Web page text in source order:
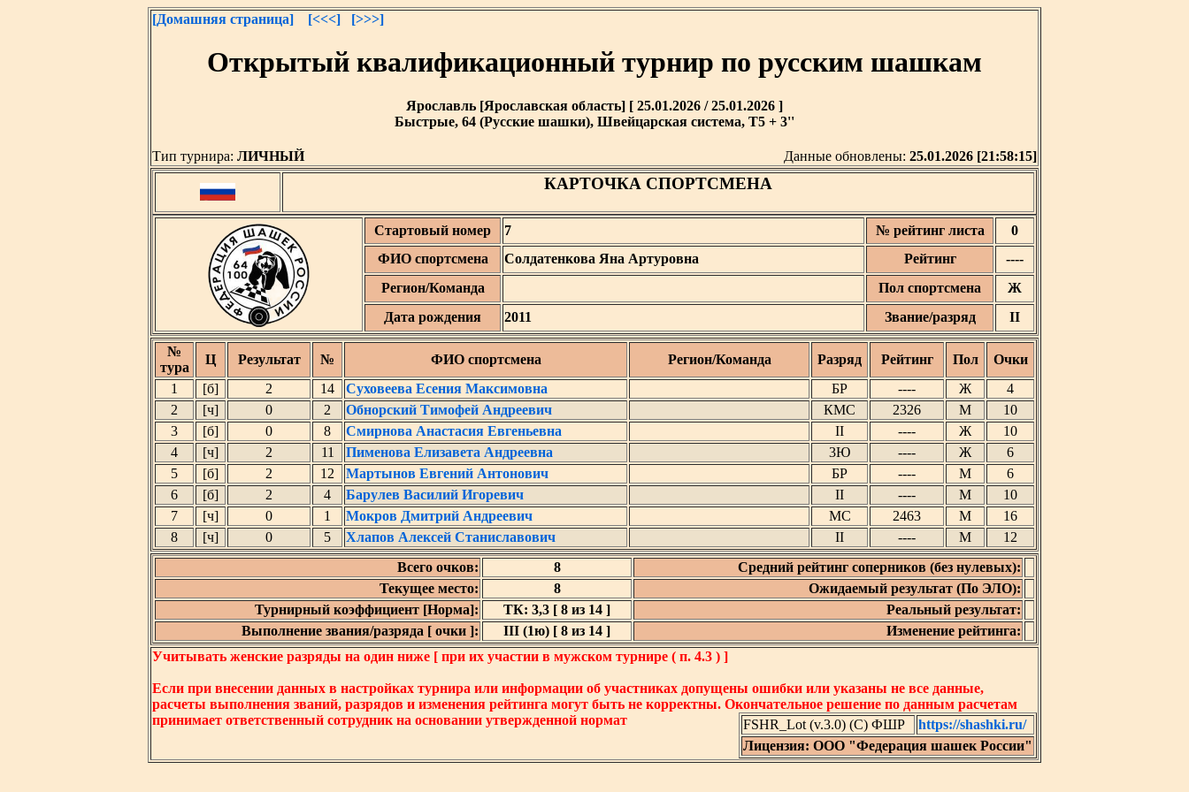
[Домашняя страница] [<<<] [>>>]
Открытый квалификационный турнир по русским шашкам
Ярославль [Ярославская область] [ 25.01.2026 / 25.01.2026 ]
Быстрые, 64 (Русские шашки), Швейцарская система, T5 + 3''
Тип турнира: ЛИЧНЫЙ Данные обновлены: 25.01.2026 [21:58:15]
КАРТОЧКА СПОРТСМЕНА
Стартовый номер 7 № рейтинг листа
0
ФИО спортсмена
Солдатенкова Яна Артуровна Рейтинг
----
Регион/Команда
Пол спортсмена
Ж
Дата рождения
2011 Звание/разряд II
№
тура
Ц Результат № ФИО спортсмена Регион/Команда Разряд Рейтинг Пол
Очки
1
[б] 2 14 Суховеева Есения Максимовна БР ---- Ж
4
2
[ч] 0 2 Обнорский Тимофей Андреевич КМС 2326 М
10
3
[б] 0 8 Смирнова Анастасия Евгеньевна II ---- Ж
10
4
[ч] 2 11 Пименова Елизавета Андреевна 3Ю ---- Ж
6
5
[б] 2 12 Мартынов Евгений Антонович БР ---- М
6
6
[б] 2 4 Барулев Василий Игоревич II ---- М
10
7
[ч] 0 1 Мокров Дмитрий Андреевич МС 2463 М
16
8
[ч] 0 5 Хлапов Алексей Станиславович II ---- М
12
Всего очков:
8
Средний рейтинг соперников (без нулевых):
Текущее место:
8
Ожидаемый результат (По ЭЛО):
Турнирный коэффициент [Норма]:
ТК: 3,3 [ 8 из 14 ]
Реальный результат:
Выполнение звания/разряда [ очки ]:
III (1ю) [ 8 из 14 ]
Изменение рейтинга:
Учитывать женские разряды на один ниже [ при их участии в мужском турнире ( п. 4.3 ) ]
Если при внесении данных в настройках турнира или информации об участниках допущены ошибки или указаны не все данные,
расчеты выполнения званий, разрядов и изменения рейтинга могут быть не корректны. Окончательное решение по данным расчетам
принимает ответственный сотрудник на основании утвержденной нормат
FSHR_Lot (v.3.0) (C) ФШР
https://shashki.ru/
Лицензия: ООО "Федерация шашек России"